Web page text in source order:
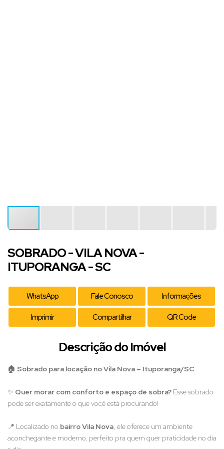
SOBRADO - VILA NOVA -
ITUPORANGA - SC
WhatsApp Fale Conosco Informações
Imprimir Compartilhar QR Code
Descrição do Imóvel
🏠 Sobrado para locação no Vila Nova – Ituporanga/SC
✨ Quer morar com conforto e espaço de sobra? Esse sobrado
pode ser exatamente o que você está procurando!
📍 Localizado no bairro Vila Nova, ele oferece um ambiente
aconchegante e moderno, perfeito pra quem quer praticidade no dia